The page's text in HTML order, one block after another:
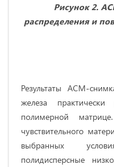
Рисунок 2.
распределения и
Результаты АСМ-
железа
полимерной
чувствительного
выбранных
полидисперсные